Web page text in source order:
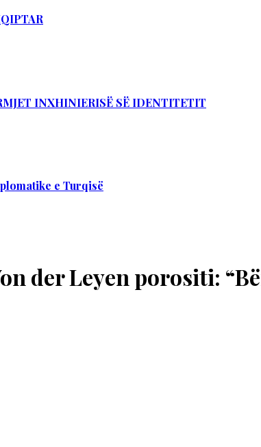
INXHINIERISË SË IDENTITETIT
e Turqisë
der Leyen porositi: